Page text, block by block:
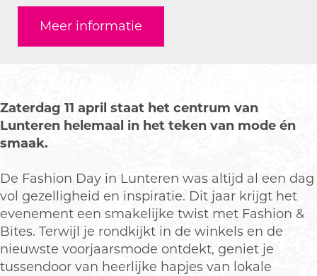
s
h
n
&
t
e
s
F
a
i
o
B
i
t
e
s
F
a
i
o
B
i
t
e
s
Meer informatie
Zaterdag 11 april staat het centrum van
Lunteren helemaal in het teken van mode én
smaak.
De Fashion Day in Lunteren was altijd al een dag
vol gezelligheid en inspiratie. Dit jaar krijgt het
evenement een smakelijke twist met Fashion &
Bites. Terwijl je rondkijkt in de winkels en de
nieuwste voorjaarsmode ontdekt, geniet je
tussendoor van heerlijke hapjes van lokale